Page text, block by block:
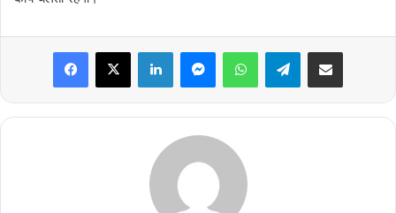
Facebook
X LinkedInMessengerWhatsAppTelegramShare via Email